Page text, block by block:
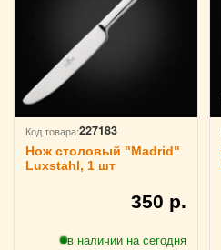
Код товара:227183
Нож столовый "Madrid"
Luxstahl, 1 шт
350 р.
в наличии на сегодня